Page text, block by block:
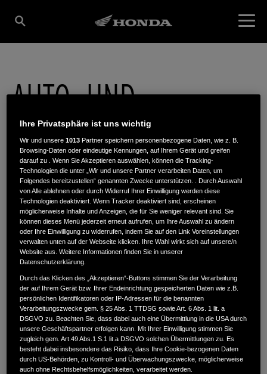
AUTO- UND
MOTORRAD ZENTRUM
WOLLSTADT GMBH &
CO. KG
Schulstraße 41,65795
ROUTENPLANUNG
WEBSITE
Ihre Privatsphäre ist uns wichtig
Wir und unsere1013 Partner speichern personenbezogene Daten, wie z. B.
Browsing-Daten oder eindeutige Kennungen, auf Ihrem Gerät und greifen
darauf zu . Wenn Sie Akzeptieren auswählen, können die Tracking-
Technologien die unter „Wir und unsere Partner verarbeiten Daten, um
Folgendes bereitzustellen“ genannten Zwecke unterstützen. . Durch Auswahl
von Alle ablehnen oder durch Widerruf Ihrer Einwilligung werden diese
Technologien deaktiviert. Wenn Tracker deaktiviert sind, erscheinen
möglicherweise Inhalte und Anzeigen, die für Sie weniger relevant sind. Sie
können dieses Menü jederzeit erneut aufrufen, um Ihre Auswahl zu ändern
oder Ihre Einwilligung zu widerrufen, indem Sie auf den Link Voreinstellungen
verwalten unten auf der Webseite klicken. Ihre Wahl wirkt sich auf unsere/n
Website aus. Weitere Informationen finden Sie in unserer
Datenschutzerklärung.
Durch das Klicken des „Akzeptieren“-Buttons stimmen Sie der Verarbeitung
der auf Ihrem Gerät bzw. Ihrer Endeinrichtung gespeicherten Daten wie z.B.
persönlichen Identifikatoren oder IP-Adressen für die benannten
Verarbeitungszwecke gem. § 25 Abs. 1 TTDSG sowie Art. 6 Abs. 1 lit. a
DSGVO zu. Beachten Sie, dass dabei auch eine Übermittlung in die USA durch
unsere Geschäftspartner erfolgen kann. Mit Ihrer Einwilligung stimmen Sie
zugleich gem. Art.49 Abs.1 S.1 lit.a DSGVO solchen Übermittlungen zu. Es
besteht dabei insbesondere das Risiko, dass Ihre Cookie-bezogenen Daten
durch US-Behörden, zu Kontroll- und Überwachungszwecke, möglicherweise
auch ohne Rechtsbehelfsmöglichkeiten, verarbeitet werden.